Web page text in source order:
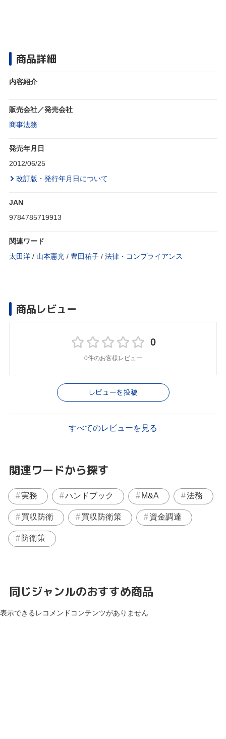
商品詳細
内容紹介
販売会社／発売会社
商事法務
発売年月日
2012/06/25
改訂版・発行年月日について
JAN
9784785719913
関連ワード
太田洋 / 山本憲光 / 豊田祐子 / 法律・コンプライアンス
商品レビュー
0
0件のお客様レビュー
レビューを投稿
すべてのレビューを見る
関連ワードから探す
実務 ハンドブック M&A 法務
買収防衛 買収防衛策 資金調達
防衛策
同じジャンルのおすすめ商品
表示できるレコメンドコンテンツがありません